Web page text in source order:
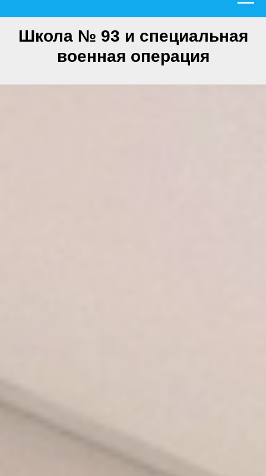
Школа № 93 и специальная
военная операция